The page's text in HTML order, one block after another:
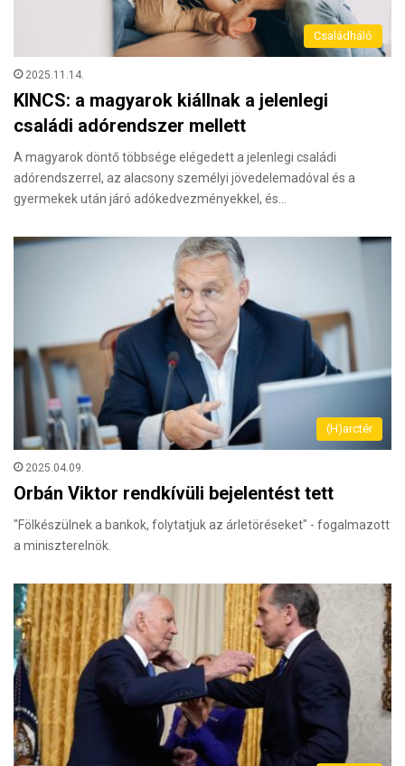
Családháló
2025.11.14.
KINCS: a magyarok kiállnak a jelenlegi
családi adórendszer mellett
A magyarok döntő többsége elégedett a jelenlegi családi
adórendszerrel, az alacsony személyi jövedelemadóval és a
gyermekek után járó adókedvezményekkel, és…
(H)arctér
2025.04.09.
Orbán Viktor rendkívüli bejelentést tett
"Fölkészülnek a bankok, folytatjuk az árletöréseket" - fogalmazott
a miniszterelnök.